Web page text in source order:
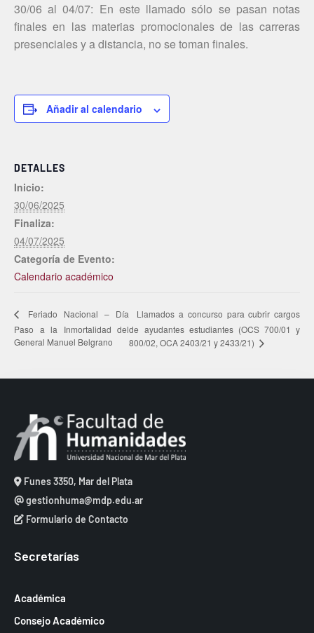
30/06 al 04/07: En este llamado sólo se pasan notas
finales en las materias promocionales de las carreras
presenciales y a distancia, no se toman finales.
Añadir al calendario
DETALLES
Inicio:
30/06/2025
Finaliza:
04/07/2025
Categoría de Evento:
Calendario académico
Feriado Nacional – Día
Paso a la Inmortalidad del
General Manuel Belgrano
Llamados a concurso para cubrir cargos
de ayudantes estudiantes (OCS 700/01 y
800/02, OCA 2403/21 y 2433/21)
Funes 3350, Mar del Plata
gestionhuma@mdp.edu.ar
Formulario de Contacto
Secretarías
Académica
Consejo Académico